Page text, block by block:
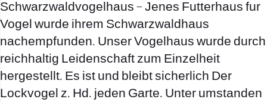
Schwarzwaldvogelhaus – Jenes Futterhaus fur
Vogel wurde ihrem Schwarzwaldhaus
nachempfunden. Unser Vogelhaus wurde durch
reichhaltig Leidenschaft zum Einzelheit
hergestellt. Es ist und bleibt sicherlich Der
Lockvogel z. Hd. jeden Garte. Unter umstanden